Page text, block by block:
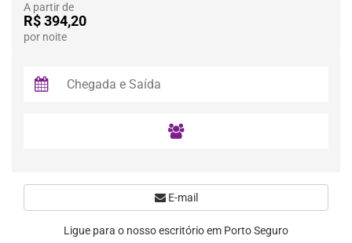
A partir de
R$ 394,20
por noite
E-mail
Ligue para o nosso escritório em Porto Seguro